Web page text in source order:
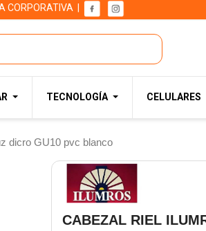
CORPORATIVA
TECNOLOGÍA CELULARES
dicro GU10 pvc blanco
CABEZAL RIEL